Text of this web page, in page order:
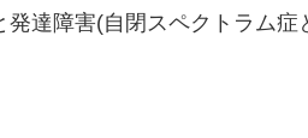
達障害(自閉スペクトラム症